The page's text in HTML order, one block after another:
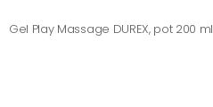
Gel Play Massage DUREX, pot 200 ml